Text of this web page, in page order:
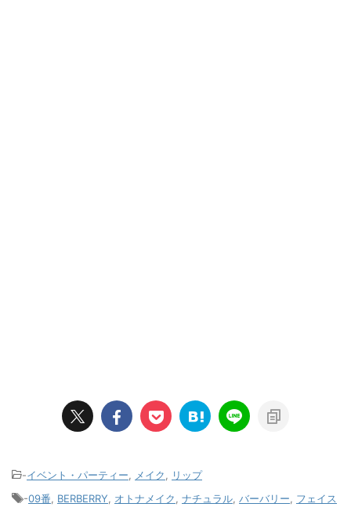
-イベント・パーティー メイク
リップ
-09番 BERBERRY オトナメイク ナチュラル バーバリー フェイス